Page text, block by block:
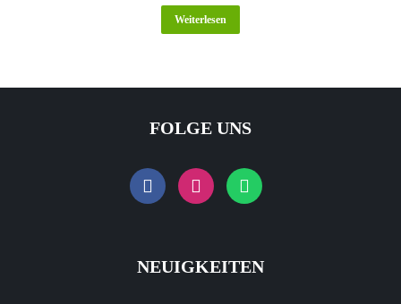
Weiterlesen
FOLGE UNS
NEUIGKEITEN